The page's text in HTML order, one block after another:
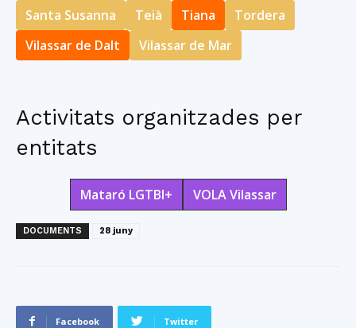
Santa Susanna
Teià Tiana
Tordera
Vilassar de Dalt
Vilassar de Mar
Activitats organitzades per
entitats
Mataró LGTBI+ VOLA Vilassar
DOCUMENTS 28 juny
Facebook Twitter